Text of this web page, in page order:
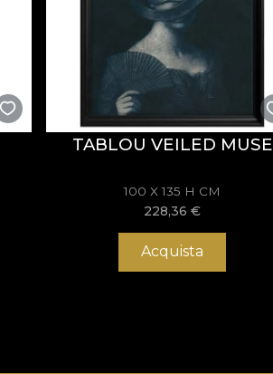
TABLOU VEILED MUSE
100 X 135 H CM
228,36€
Acquista